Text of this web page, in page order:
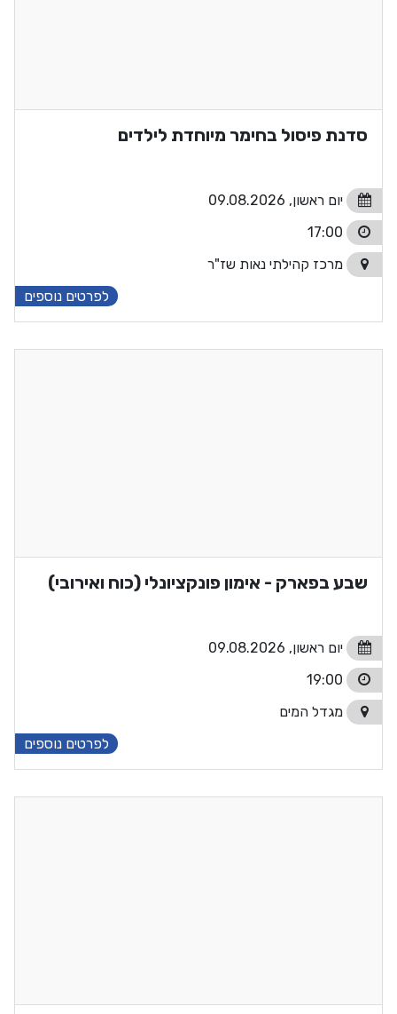
סדנת פיסול בחימר מיוחדת לילדים
יום ראשון, 09.08.2026
מרכז קהילתי נאות שז"ר
לפרטים נוספים
שבע בפארק - אימון פונקציונלי (כוח ואירובי)
יום ראשון, 09.08.2026
מגדל המים
לפרטים נוספים